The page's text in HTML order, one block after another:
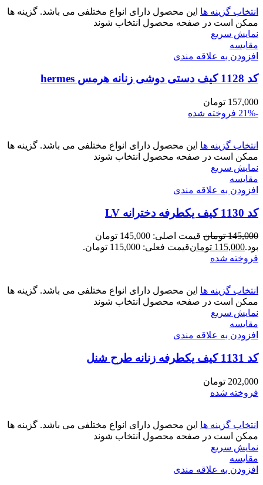
انتخاب گزینه ها این محصول دارای انواع مختلفی می باشد. گزینه ها
ممکن است در صفحه محصول انتخاب شوند
نمایش سریع
مقايسه
افزودن به علاقه مندی
کد 1128 کیف دستی دوشی زنانه هرمس hermes
157,000 تومان
-21%
فروخته شده
انتخاب گزینه ها این محصول دارای انواع مختلفی می باشد. گزینه ها
ممکن است در صفحه محصول انتخاب شوند
نمایش سریع
مقايسه
افزودن به علاقه مندی
کد 1130 کیف یکطرفه دخترانه LV
145,000 تومان
قیمت اصلی: 145,000 تومان
بود.115,000 تومانقیمت فعلی: 115,000 تومان.
فروخته شده
انتخاب گزینه ها این محصول دارای انواع مختلفی می باشد. گزینه ها
ممکن است در صفحه محصول انتخاب شوند
نمایش سریع
مقايسه
افزودن به علاقه مندی
کد 1131 کیف یکطرفه زنانه طرح شنل
202,000 تومان
فروخته شده
انتخاب گزینه ها این محصول دارای انواع مختلفی می باشد. گزینه ها
ممکن است در صفحه محصول انتخاب شوند
نمایش سریع
مقايسه
افزودن به علاقه مندی